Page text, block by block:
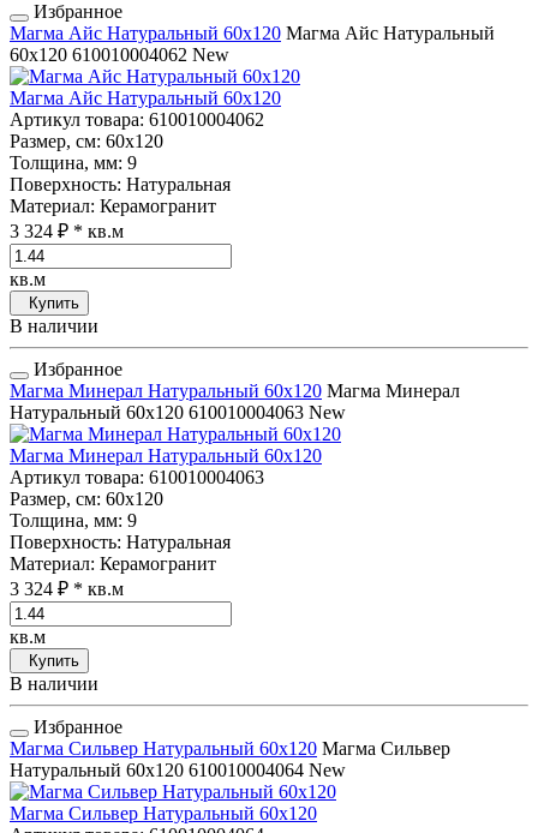
Избранное
Магма Айс Натуральный 60x120 Магма Айс Натуральный
60x120 610010004062 New
Магма Айс Натуральный 60x120
Артикул товара: 610010004062
Размер, см: 60x120
Толщина, мм: 9
Поверхность: Натуральная
Материал: Керамогранит
3 324 ₽ * кв.м
кв.м
Купить
В наличии
Избранное
Магма Минерал Натуральный 60x120 Магма Минерал
Натуральный 60x120 610010004063 New
Магма Минерал Натуральный 60x120
Артикул товара: 610010004063
Размер, см: 60x120
Толщина, мм: 9
Поверхность: Натуральная
Материал: Керамогранит
3 324 ₽ * кв.м
кв.м
Купить
В наличии
Избранное
Магма Сильвер Натуральный 60x120 Магма Сильвер
Натуральный 60x120 610010004064 New
Магма Сильвер Натуральный 60x120